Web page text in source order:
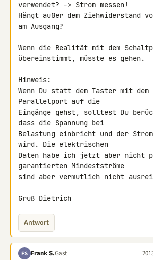
verwendet? -> Strom messen!
Hängt außer dem Ziehwiderstand
am Ausgang?
Wenn die Realität mit dem
übereinstimmt, müsste es gehen.
Hinweis:
Wenn Du statt dem Taster mit
Parallelport auf die
Eingänge gehst, solltest Du
dass die Spannung bei
Belastung einbricht und der
wird. Die elektrischen
Daten habe ich jetzt aber nicht
garantierten Mindestströme
sind aber vermutlich nicht
Gruß Dietrich
Antwort
FS Frank S.Gast